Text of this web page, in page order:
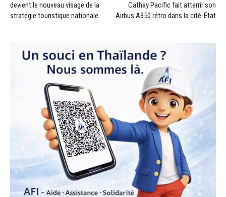
devient le nouveau visage de la
stratégie touristique nationale
Cathay Pacific fait atterrir son
Airbus A350 rétro dans la cité-État